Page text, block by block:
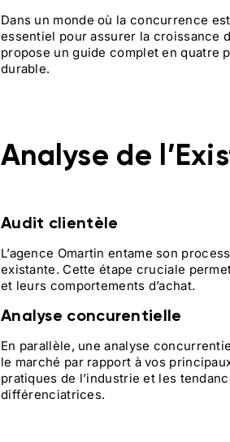
Dans un monde où la concurrence
essentiel pour assurer la croissance
propose un guide complet en quatre
durable.
Analyse de
Audit clientèle
L’agence Omartin entame son
existante. Cette étape cruciale
et leurs comportements d’achat.
Analyse concurentielle
En parallèle, une analyse
le marché par rapport à vos
pratiques de l’industrie et les
différenciatrices.